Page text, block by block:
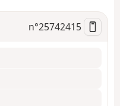
i
n°25742415